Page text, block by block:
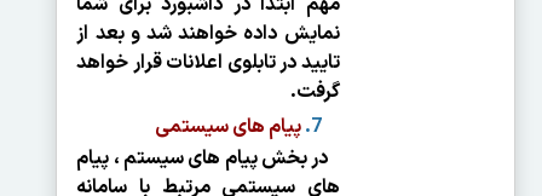
نمایش داده خواهند شد و بعد از
تایید در تابلوی اعلانات قرار خواهد
گرفت.
پیام های سیستمی
در بخش پیام های سیستم ، پیام
های سیستمی مرتبط با سامانه